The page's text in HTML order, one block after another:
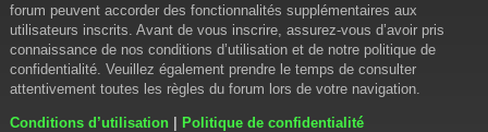
forum peuvent accorder des fonctionnalités supplémentaires aux
utilisateurs inscrits. Avant de vous inscrire, assurez-vous d’avoir pris
connaissance de nos conditions d’utilisation et de notre politique de
confidentialité. Veuillez également prendre le temps de consulter
attentivement toutes les règles du forum lors de votre navigation.
Conditions d’utilisation | Politique de confidentialité